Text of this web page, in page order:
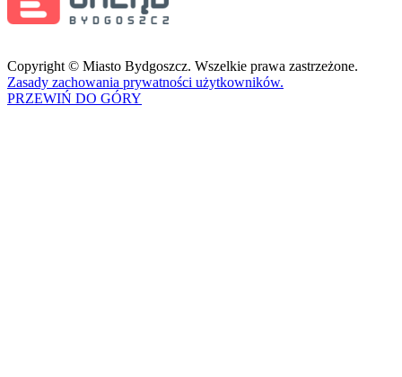
Copyright © Miasto Bydgoszcz. Wszelkie prawa zastrzeżone.
Zasady zachowania prywatności użytkowników.
PRZEWIŃ DO GÓRY